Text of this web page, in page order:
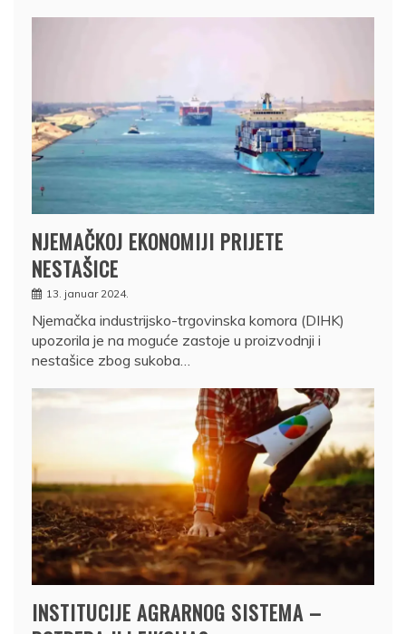
NJEMAČKOJ EKONOMIJI PRIJETE
NESTAŠICE
13. januar 2024.
Njemačka industrijsko-trgovinska komora (DIHK)
upozorila je na moguće zastoje u proizvodnji i
nestašice zbog sukoba…
INSTITUCIJE AGRARNOG SISTEMA –